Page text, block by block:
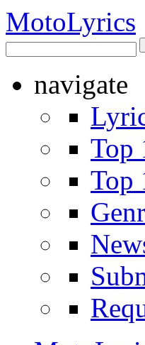
MotoLyrics
navigate
Top
Top